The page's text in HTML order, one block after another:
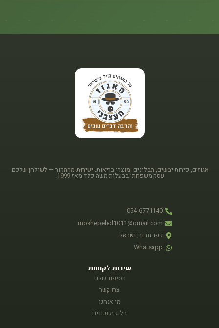
אגוזים, פירות יבשים, תבלינים ומוצרי בריאות. ישירות מהמקור — לשולחן שלכם.
עסק משפחתי בבעלות משה פלד מאז 1999.
054-6771140
moshepeled1011@gmail.com
כפר תבור, ישראל
Whatsapp
שירות לקוחות
הסיפור שלנו
צרו קשר
מי אנחנו
בלוג מתכונים